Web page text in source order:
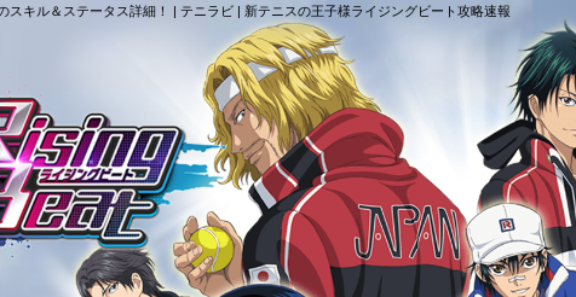
スキル＆ステータス詳細！ | テニラビ | 新テニスの王子様ライジングビート攻略速報